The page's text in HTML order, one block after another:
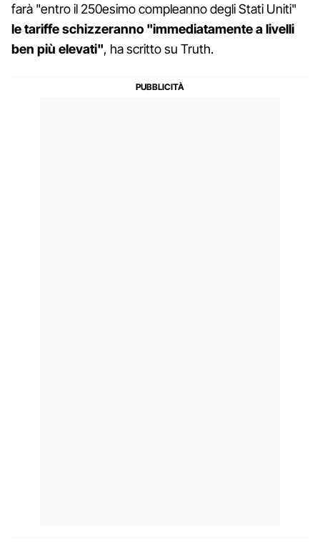
farà "entro il 250esimo compleanno degli Stati Uniti"
le tariffe schizzeranno "immediatamente a livelli
ben più elevati", ha scritto su Truth.